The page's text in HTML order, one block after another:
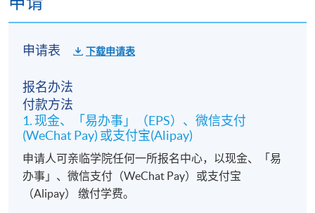
申请表 下载申请表
报名办法
付款方法
1. 现金、「易办事」（EPS）、微信支付
(WeChat Pay) 或支付宝(Alipay)
申请人可亲临学院任何一所报名中心，以现金、「易
办事」、微信支付（WeChat Pay）或支付宝
（Alipay） 缴付学费。